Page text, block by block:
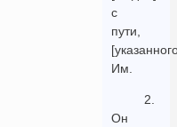
с
пути,
Им.
2.
Он